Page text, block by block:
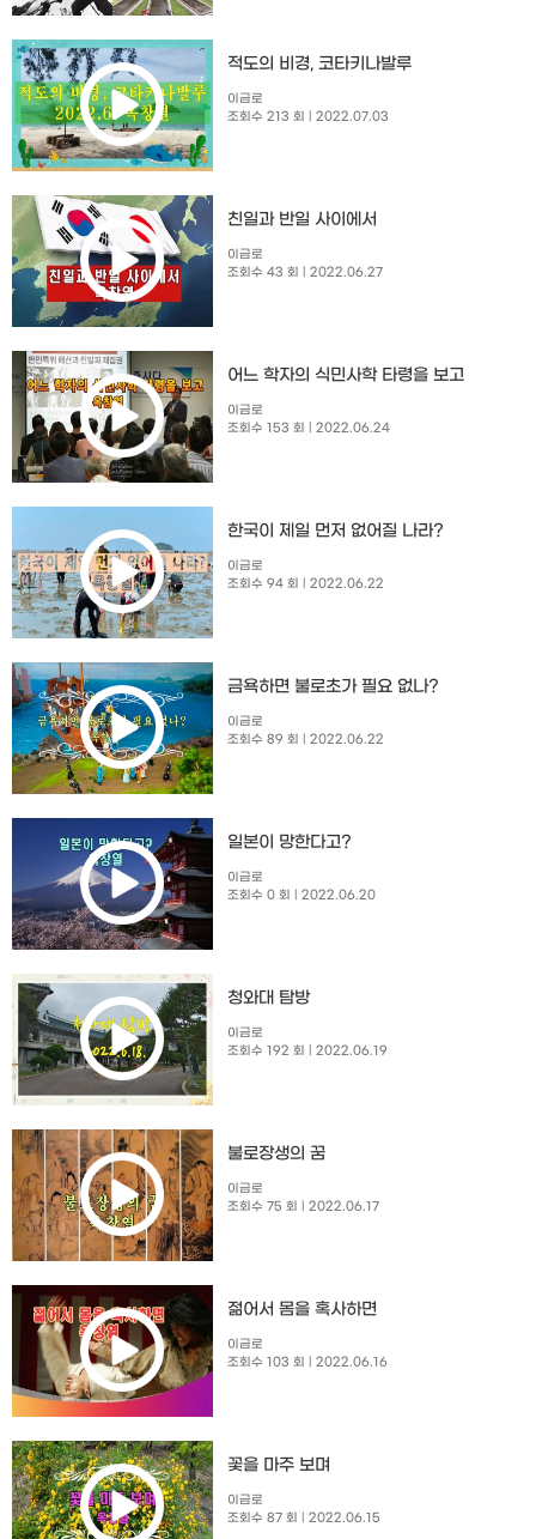
적도의 비경, 코타키나발루
이금로
조회수 213 회
| 2022.07.03
친일과 반일 사이에서
이금로
조회수 43 회
| 2022.06.27
어느 학자의 식민사학 타령을 보고
이금로
조회수 153 회
| 2022.06.24
한국이 제일 먼저 없어질 나라?
이금로
조회수 94 회
| 2022.06.22
금욕하면 불로초가 필요 없나?
이금로
조회수 89 회
| 2022.06.22
일본이 망한다고?
이금로
조회수 0 회
| 2022.06.20
청와대 탐방
이금로
조회수 192 회
| 2022.06.19
불로장생의 꿈
이금로
조회수 75 회
| 2022.06.17
젊어서 몸을 혹사하면
이금로
조회수 103 회
| 2022.06.16
꽃을 마주 보며
이금로
조회수 87 회
| 2022.06.15